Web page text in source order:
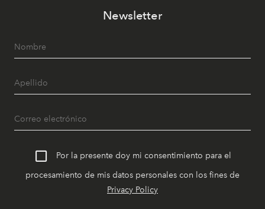
Newsletter
Por la presente doy mi consentimiento para el
procesamiento de mis datos personales con los fines de
Privacy Policy